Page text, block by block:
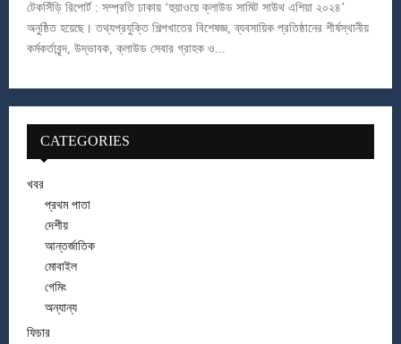
টেকসিঁড়ি রিপোর্ট : সম্প্রতি ঢাকায় ‘হুয়াওয়ে ক্লাউড সামিট সাউথ এশিয়া ২০২৪’
অনুষ্ঠিত হয়েছে। তথ্যপ্রযুক্তি শিল্পখাতের বিশেষজ্ঞ, ব্যবসায়িক প্রতিষ্ঠানের শীর্ষস্থানীয়
কর্মকর্তাবৃন্দ, উদ্ভাবক, ক্লাউড সেবার গ্রাহক ও...
CATEGORIES
খবর
প্রথম পাতা
দেশীয়
আন্তর্জাতিক
মোবাইল
গেমিং
অন্যান্য
ফিচার